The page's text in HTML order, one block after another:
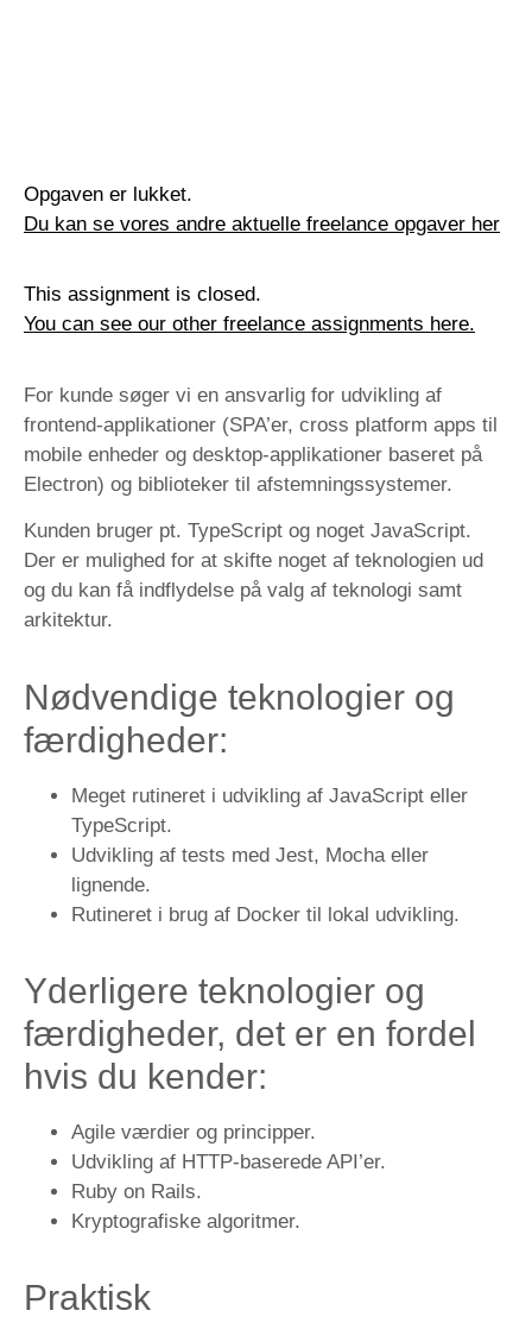
Opgaven er lukket.
Du kan se vores andre aktuelle freelance opgaver her
This assignment is closed.
You can see our other freelance assignments here.
For kunde søger vi en ansvarlig for udvikling af
frontend-applikationer (SPA’er, cross platform apps til
mobile enheder og desktop-applikationer baseret på
Electron) og biblioteker til afstemningssystemer.
Kunden bruger pt. TypeScript og noget JavaScript.
Der er mulighed for at skifte noget af teknologien ud
og du kan få indflydelse på valg af teknologi samt
arkitektur.
Nødvendige teknologier og
færdigheder:
Meget rutineret i udvikling af JavaScript eller
TypeScript.
Udvikling af tests med Jest, Mocha eller
lignende.
Rutineret i brug af Docker til lokal udvikling.
Yderligere teknologier og
færdigheder, det er en fordel
hvis du kender:
Agile værdier og principper.
Udvikling af HTTP-baserede API’er.
Ruby on Rails.
Kryptografiske algoritmer.
Praktisk